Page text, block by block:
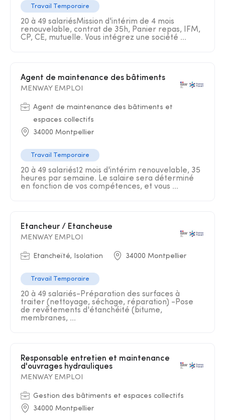
Travail Temporaire
20 à 49 salariésMission d'intérim de 4 mois
renouvelable, contrat de 35h, Panier repas, IFM,
CP, CE, mutuelle. Vous intégrez une société ...
Agent de maintenance des bâtiments
MENWAY EMPLOI
Agent de maintenance des bâtiments et
espaces collectifs
34000 Montpellier
Travail Temporaire
20 à 49 salariés12 mois d'intérim renouvelable, 35
heures par semaine. Le salaire sera déterminé
en fonction de vos compétences, et vous ...
Etancheur / Etancheuse
MENWAY EMPLOI
Etancheïté, Isolation 34000 Montpellier
Travail Temporaire
20 à 49 salariés-Préparation des surfaces à
traiter (nettoyage, séchage, réparation) -Pose
de revêtements d'étanchéité (bitume,
membranes, ...
Responsable entretien et maintenance
d'ouvrages hydrauliques
MENWAY EMPLOI
Gestion des bâtiments et espaces collectifs
34000 Montpellier